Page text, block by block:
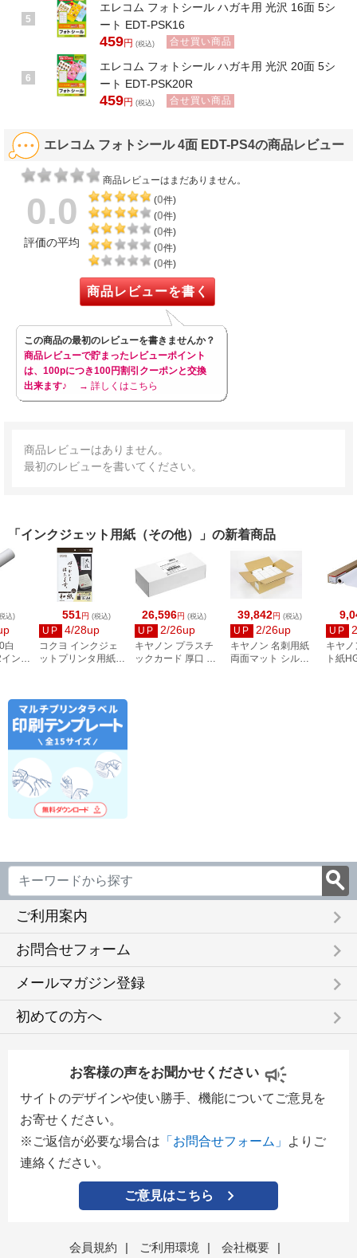
5
エレコム フォトシール ハガキ用 光沢 16面 5シ
ート EDT-PSK16
459円 (税込) 合せ買い商品
6
エレコム フォトシール ハガキ用 光沢 20面 5シ
ート EDT-PSK20R
459円 (税込) 合せ買い商品
エレコム フォトシール 4面 EDT-PS4の商品レビュー
商品レビューはまだありません。
0.0
評価の平均
(0件)
(0件)
(0件)
(0件)
(0件)
商品レビューを書く
この商品の最初のレビューを書きませんか？
商品レビューで貯まったレビューポイント
は、100pにつき100円割引クーポンと交換
出来ます♪
→ 詳しくはこちら
商品レビューはありません。
最初のレビューを書いてください。
「インクジェット用紙（その他）」の新着商品
551円 (税込)
UP 4/28up
コクヨ インクジェ
ットプリンタ用紙
26,596円 (税込)
UP 2/26up
キヤノン プラスチ
ックカード 厚口 両
39,842円 (税込)
UP 2/26up
キヤノン 名刺用紙
両面マット シルク
UP
キヤ
ト紙
込)
白
ンチ
ご利用案内 keyboard_arrow_right
お問合せフォーム keyboard_arrow_right
メールマガジン登録 keyboard_arrow_right
初めての方へ keyboard_arrow_right
お客様の声をお聞かせください
サイトのデザインや使い勝手、機能についてご意見を
お寄せください。
※ご返信が必要な場合は 「お問合せフォーム」
よりご
連絡ください。
ご意見はこちら
会員規約 | ご利用環境 | 会社概要 |